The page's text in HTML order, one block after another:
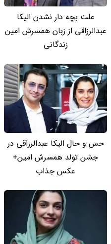
علت بچه دار نشدن الیکا
عبدالرزاقی از زبان همسرش امین
زندگانی
حس و حال الیکا عبدالرزاقی در
جشن تولد همسرش امین+
عکس جذاب